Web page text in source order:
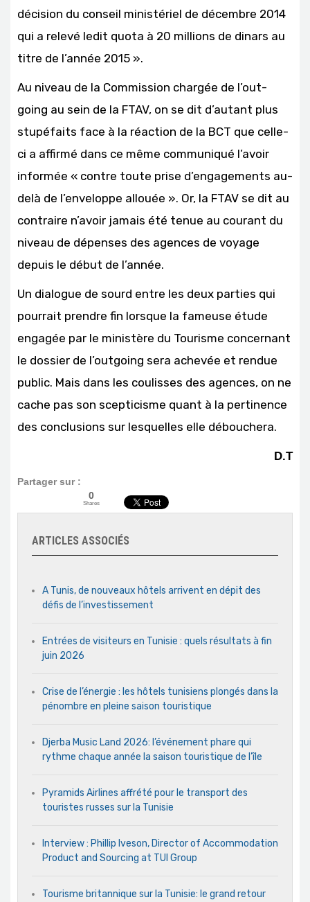
décision du conseil ministériel de décembre 2014
qui a relevé ledit quota à 20 millions de dinars au
titre de l’année 2015 ».
Au niveau de la Commission chargée de l’out-
going au sein de la FTAV, on se dit d’autant plus
stupéfaits face à la réaction de la BCT que celle-
ci a affirmé dans ce même communiqué l’avoir
informée « contre toute prise d’engagements au-
delà de l’enveloppe allouée ». Or, la FTAV se dit au
contraire n’avoir jamais été tenue au courant du
niveau de dépenses des agences de voyage
depuis le début de l’année.
Un dialogue de sourd entre les deux parties qui
pourrait prendre fin lorsque la fameuse étude
engagée par le ministère du Tourisme concernant
le dossier de l’outgoing sera achevée et rendue
public. Mais dans les coulisses des agences, on ne
cache pas son scepticisme quant à la pertinence
des conclusions sur lesquelles elle débouchera.
D.T
Partager sur :
0
Shares
ARTICLES ASSOCIÉS
A Tunis, de nouveaux hôtels arrivent en dépit des
défis de l’investissement
Entrées de visiteurs en Tunisie : quels résultats à fin
juin 2026
Crise de l’énergie : les hôtels tunisiens plongés dans la
pénombre en pleine saison touristique
Djerba Music Land 2026: l’événement phare qui
rythme chaque année la saison touristique de l’île
Pyramids Airlines affrété pour le transport des
touristes russes sur la Tunisie
Interview : Phillip Iveson, Director of Accommodation
Product and Sourcing at TUI Group
Tourisme britannique sur la Tunisie: le grand retour